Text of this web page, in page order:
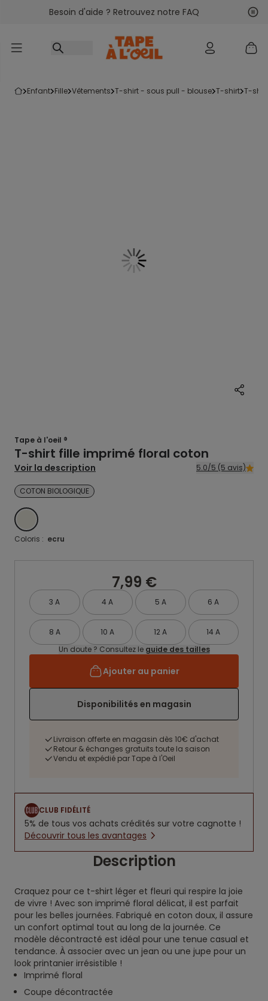
Accéder au contenu
Besoin d'aide ? Retrouvez notre FAQ
enfant fille vêtements t-shirt - sous pull - blouse t-shirt t-
Tape à l'oeil ®
T-shirt fille imprimé floral coton
Voir la description 5.0/5 (5 avis)
COTON BIOLOGIQUE
ECRU
Coloris : ecru
7,99 €
3 A 4 A 5 A 6 A
8 A 10 A 12 A
14 A
Un doute ? Consultez le guide des tailles
Ajouter au panier
Disponibilités en magasin
Livraison offerte en magasin dès 10€ d'achat
Retour & échanges gratuits toute la saison
Vendu et expédié par Tape à l'Oeil
CLUB FIDÉLITÉ
5% de tous vos achats crédités sur votre cagnotte !
Découvrir tous les avantages
Description
Craquez pour ce t-shirt léger et fleuri qui respire la joie
de vivre ! Avec son imprimé floral délicat, il est parfait
pour les belles journées. Fabriqué en coton doux, il assure
un confort optimal tout au long de la journée. Ce
modèle décontracté est idéal pour une tenue casual et
tendance. À associer avec un jean ou une jupe pour un
look printanier irrésistible !
Imprimé floral
Coupe décontractée